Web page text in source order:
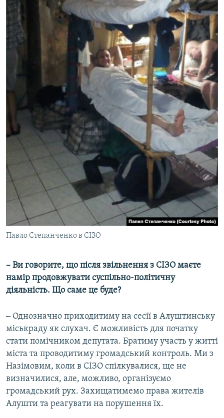
Павло Степанченко в СІЗО
– Ви говорите, що після звільнення з СІЗО маєте
намір продовжувати суспільно-політичну
діяльність. Що саме це буде?
‒ Однозначно приходитиму на сесії в Алуштинську
міськраду як слухач. Є можливість для початку
стати помічником депутата. Братиму участь у житті
міста та проводитиму громадський контроль. Ми з
Назімовим, коли в СІЗО спілкувалися, ще не
визначилися, але, можливо, організуємо
громадський рух. Захищатимемо права жителів
Алушти та реагувати на порушення їх.